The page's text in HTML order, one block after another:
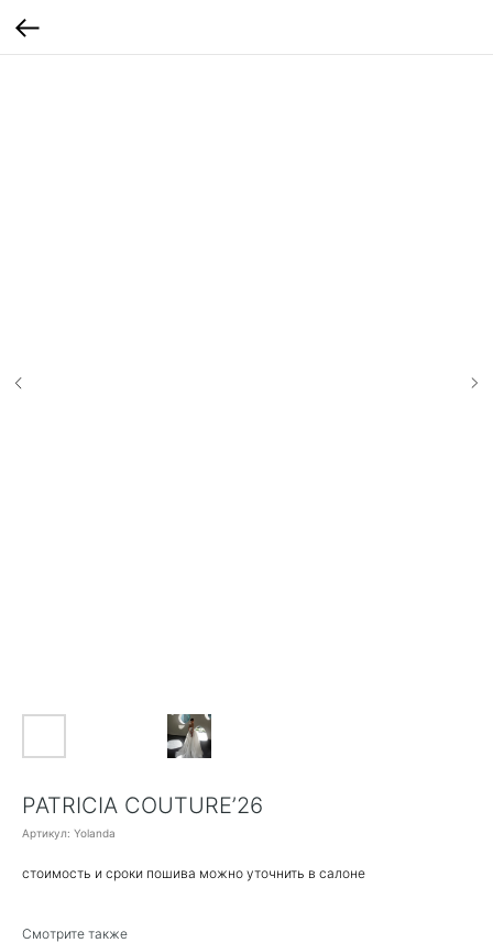
PATRICIA COUTURE’26
Артикул: Yolanda
стоимость и сроки пошива можно уточнить в салоне
Смотрите также